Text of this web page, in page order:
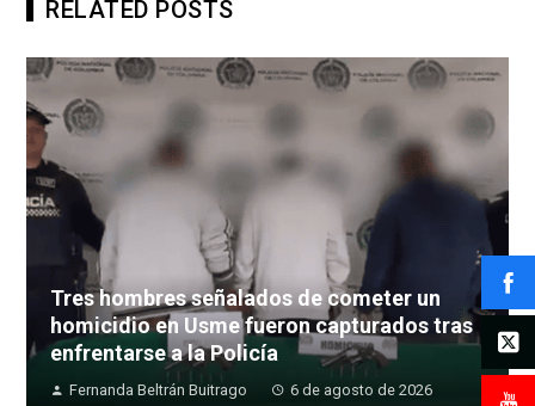
RELATED POSTS
Tres hombres señalados de cometer un
homicidio en Usme fueron capturados tras
enfrentarse a la Policía
Fernanda Beltrán Buitrago 6 de agosto de 2026